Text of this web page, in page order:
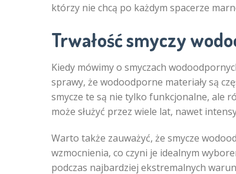
którzy nie chcą po każdym spacerze
Trwałość smyczy
Kiedy mówimy o smyczach
sprawy, że wodoodporne materiały są
smycze te są nie tylko funkcjonalne, ale
może służyć przez wiele lat, nawet
Warto także zauważyć, że smycze
wzmocnienia, co czyni je idealnym
podczas najbardziej ekstremalnych